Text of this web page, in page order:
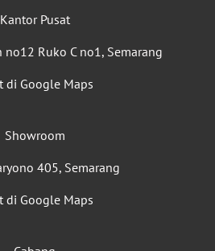
Kantor Pusat
no12 Ruko C no1, Semarang
di Google Maps
Showroom
405, Semarang
di Google Maps